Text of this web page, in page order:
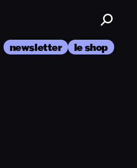
newsletter le shop